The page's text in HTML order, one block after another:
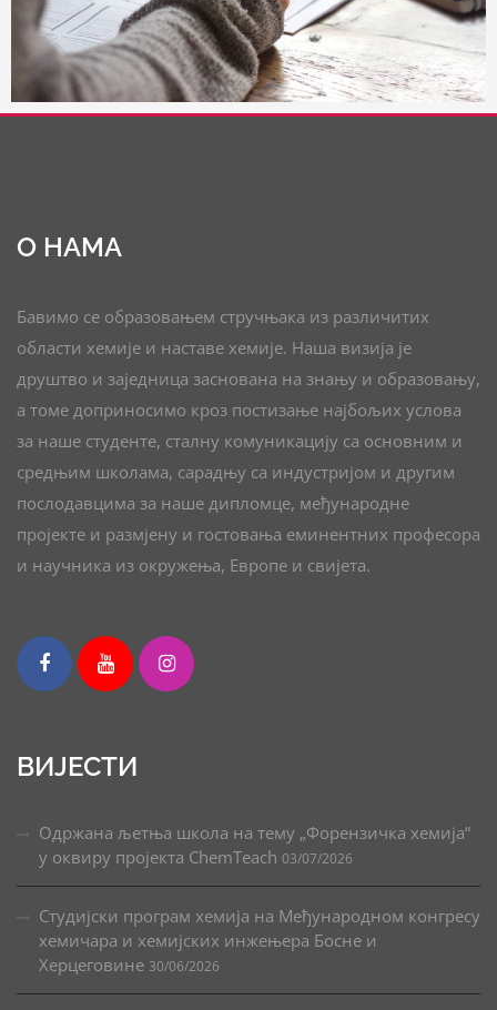
О НАМА
Бавимо се образовањем стручњака из различитих
области хемије и наставе хемије. Наша визија је
друштво и заједница заснована на знању и образовању,
а томе доприносимо кроз постизање најбољих услова
за наше студенте, сталну комуникацију са основним и
средњим школама, сарадњу са индустријом и другим
послодавцима за наше дипломце, међународне
пројекте и размјену и гостовања еминентних професора
и научника из окружења, Европе и свијета.
ВИЈЕСТИ
Одржана љетња школа на тему „Форензичка хемија“
у оквиру пројекта ChemTeach 03/07/2026
Студијски програм хемија на Међународном конгресу
хемичара и хемијских инжењера Босне и
Херцеговине 30/06/2026